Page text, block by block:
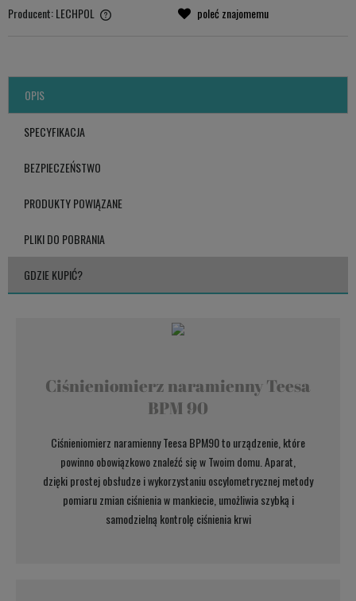
Producent:LECHPOL
LECHPOL ELECTRONICS LESZEK Sp.k.
poleć znajomemu
OPIS
SPECYFIKACJA
BEZPIECZEŃSTWO
PRODUKTY POWIĄZANE
PLIKI DO POBRANIA
GDZIE KUPIĆ?
Ciśnieniomierz naramienny Teesa
BPM 90
Ciśnieniomierz naramienny Teesa BPM90 to urządzenie, które
powinno obowiązkowo znaleźć się w Twoim domu. Aparat,
dzięki prostej obsłudze i wykorzystaniu oscylometrycznej metody
pomiaru zmian ciśnienia w mankiecie, umożliwia szybką i
samodzielną kontrolę ciśnienia krwi